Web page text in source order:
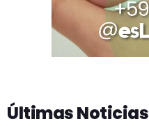
Últimas Noticias